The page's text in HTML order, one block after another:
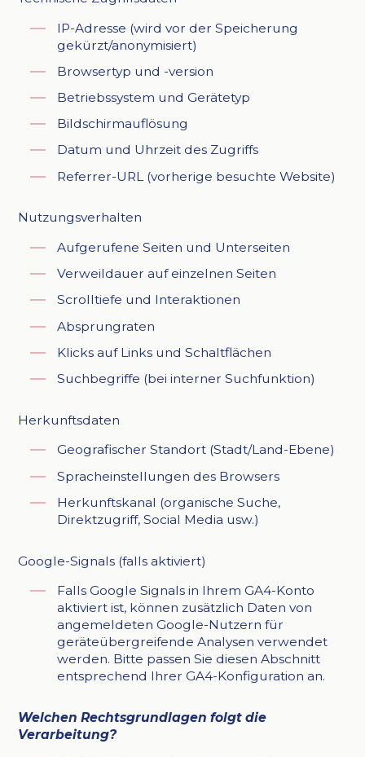
IP-Adresse (wird vor der Speicherung
gekürzt/anonymisiert)
Browsertyp und -version
Betriebssystem und Gerätetyp
Bildschirmauflösung
Datum und Uhrzeit des Zugriffs
Referrer-URL (vorherige besuchte Website)
Nutzungsverhalten
Aufgerufene Seiten und Unterseiten
Verweildauer auf einzelnen Seiten
Scrolltiefe und Interaktionen
Absprungraten
Klicks auf Links und Schaltflächen
Suchbegriffe (bei interner Suchfunktion)
Herkunftsdaten
Geografischer Standort (Stadt/Land-Ebene)
Spracheinstellungen des Browsers
Herkunftskanal (organische Suche,
Direktzugriff, Social Media usw.)
Google-Signals (falls aktiviert)
Falls Google Signals in Ihrem GA4-Konto
aktiviert ist, können zusätzlich Daten von
angemeldeten Google-Nutzern für
geräteübergreifende Analysen verwendet
werden. Bitte passen Sie diesen Abschnitt
entsprechend Ihrer GA4-Konfiguration an.
Welchen Rechtsgrundlagen folgt die
Verarbeitung?